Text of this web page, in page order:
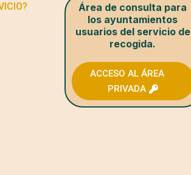
Área de consulta para
los ayuntamientos
usuarios del servicio de
recogida.
ACCESO AL ÁREA
PRIVADA